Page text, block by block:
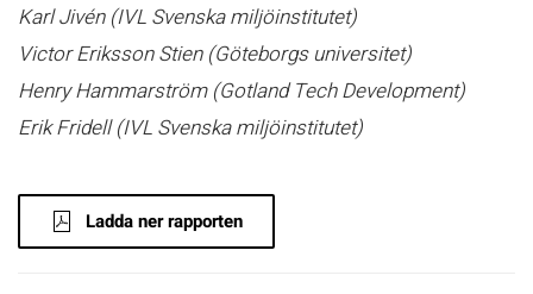
Karl Jivén (IVL Svenska miljöinstitutet)
Victor Eriksson Stien (Göteborgs universitet)
Henry Hammarström (Gotland Tech Development)
Erik Fridell (IVL Svenska miljöinstitutet)
Ladda ner rapporten